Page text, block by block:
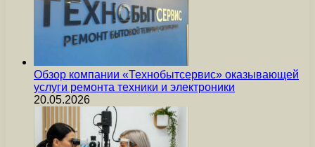
Обзор компании «Технобытсервис» оказывающей
услуги ремонта техники и электроники
20.05.2026